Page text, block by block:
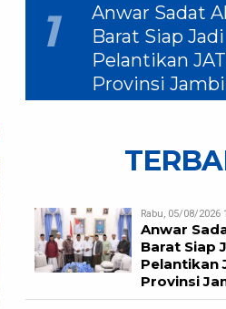
1
Anwar Sadat
Barat Siap
Pelantikan
Provinsi Jambi
Rabu, 05/08/2026
Anwar
Barat Siap
Pelantikan
Provinsi